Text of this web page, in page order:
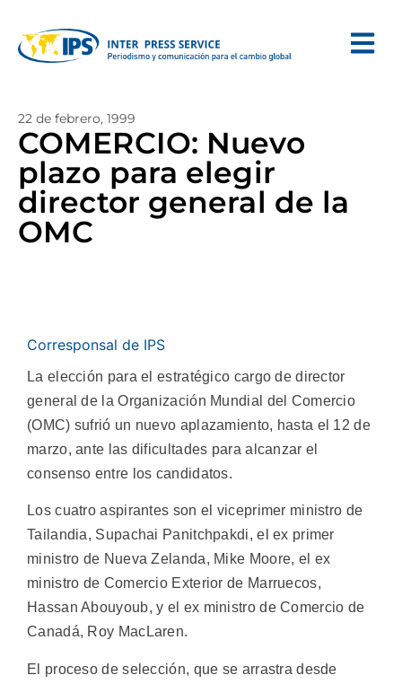
22 de febrero, 1999
COMERCIO: Nuevo
plazo para elegir
director general de la
OMC
Corresponsal de IPS
La elección para el estratégico cargo de director
general de la Organización Mundial del Comercio
(OMC) sufrió un nuevo aplazamiento, hasta el 12 de
marzo, ante las dificultades para alcanzar el
consenso entre los candidatos.
Los cuatro aspirantes son el viceprimer ministro de
Tailandia, Supachai Panitchpakdi, el ex primer
ministro de Nueva Zelanda, Mike Moore, el ex
ministro de Comercio Exterior de Marruecos,
Hassan Abouyoub, y el ex ministro de Comercio de
Canadá, Roy MacLaren.
El proceso de selección, que se arrastra desde